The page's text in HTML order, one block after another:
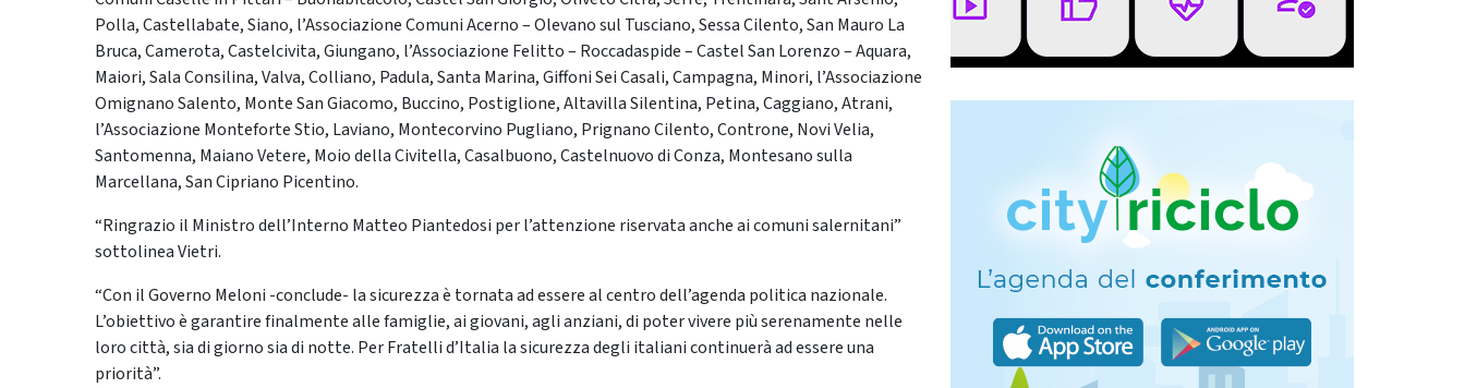
Polla, Castellabate, Siano, l’Associazione Comuni Acerno – Olevano sul Tusciano, Sessa Cilento, San Mauro La
Bruca, Camerota, Castelcivita, Giungano, l’Associazione Felitto – Roccadaspide – Castel San Lorenzo – Aquara,
Maiori, Sala Consilina, Valva, Colliano, Padula, Santa Marina, Giffoni Sei Casali, Campagna, Minori, l’Associazione
Omignano Salento, Monte San Giacomo, Buccino, Postiglione, Altavilla Silentina, Petina, Caggiano, Atrani,
l’Associazione Monteforte Stio, Laviano, Montecorvino Pugliano, Prignano Cilento, Controne, Novi Velia,
Santomenna, Maiano Vetere, Moio della Civitella, Casalbuono, Castelnuovo di Conza, Montesano sulla
Marcellana, San Cipriano Picentino.
“Ringrazio il Ministro dell’Interno Matteo Piantedosi per l’attenzione riservata anche ai comuni salernitani”
sottolinea Vietri.
“Con il Governo Meloni -conclude- la sicurezza è tornata ad essere al centro dell’agenda politica nazionale.
L’obiettivo è garantire finalmente alle famiglie, ai giovani, agli anziani, di poter vivere più serenamente nelle
loro città, sia di giorno sia di notte. Per Fratelli d’Italia la sicurezza degli italiani continuerà ad essere una
priorità”.